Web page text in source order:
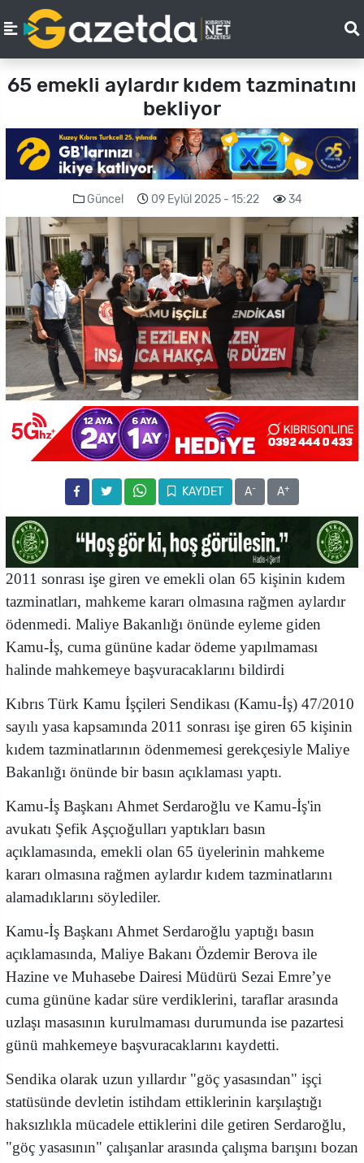
65 emekli aylardır kıdem tazminatını
bekliyor
Güncel 09 Eylül 2025 - 15:22 34
KAYDET A- A+
2011 sonrası işe giren ve emekli olan 65 kişinin kıdem
tazminatları, mahkeme kararı olmasına rağmen aylardır
ödenmedi. Maliye Bakanlığı önünde eyleme giden
Kamu-İş, cuma gününe kadar ödeme yapılmaması
halinde mahkemeye başvuracaklarını bildirdi
Kıbrıs Türk Kamu İşçileri Sendikası (Kamu-İş) 47/2010
sayılı yasa kapsamında 2011 sonrası işe giren 65 kişinin
kıdem tazminatlarının ödenmemesi gerekçesiyle Maliye
Bakanlığı önünde bir basın açıklaması yaptı.
Kamu-İş Başkanı Ahmet Serdaroğlu ve Kamu-İş'in
avukatı Şefik Aşçıoğulları yaptıkları basın
açıklamasında, emekli olan 65 üyelerinin mahkeme
kararı olmasına rağmen aylardır kıdem tazminatlarını
alamadıklarını söylediler.
Kamu-İş Başkanı Ahmet Serdaroğlu yaptığı basın
açıklamasında, Maliye Bakanı Özdemir Berova ile
Hazine ve Muhasebe Dairesi Müdürü Sezai Emre’ye
cuma gününe kadar süre verdiklerini, taraflar arasında
uzlaşı masasının kurulmaması durumunda ise pazartesi
günü mahkemeye başvuracaklarını kaydetti.
Sendika olarak uzun yıllardır "göç yasasından" işçi
statüsünde devletin istihdam ettiklerinin karşılaştığı
haksızlıkla mücadele ettiklerini dile getiren Serdaroğlu,
"göç yasasının" çalışanlar arasında çalışma barışını bozan